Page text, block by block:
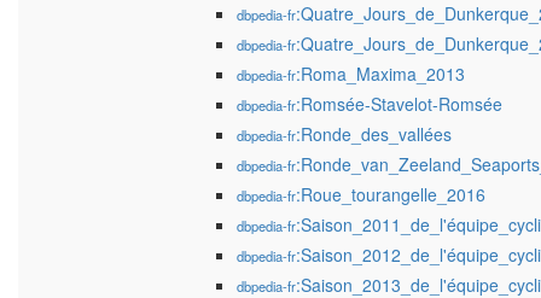
dbpedia-fr
dbpedia-fr
dbpedia-fr:Roma_Maxima_2013
dbpedia-fr:Romsée-Stavelot-Romsée
dbpedia-fr:Ronde_des_vallées
dbpedia-fr
dbpedia-fr:Roue_tourangelle_2016
dbpedia-fr
dbpedia-fr
dbpedia-fr